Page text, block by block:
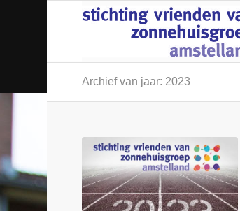
Archief van jaar: 2023